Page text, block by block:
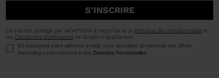
S'INSCRIRE
Ce site est protégé par reCAPTCHA Enterprise et la Politique de confidentialité et
les Conditions d'utilisation de Google s'appliquent.
En saisissant votre adresse e-mail, vous acceptez de recevoir nos offres
marketing conformément à nos Données Personnelles .